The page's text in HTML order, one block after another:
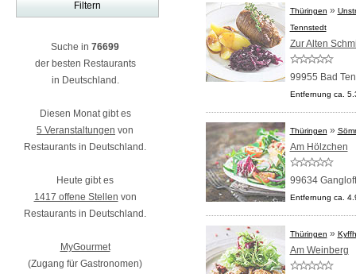
Suche in 76699
der besten Restaurants
in Deutschland.
Diesen Monat gibt es
5 Veranstaltungen von
Restaurants in Deutschland.
Heute gibt es
1417 offene Stellen von
Restaurants in Deutschland.
MyGourmet
(Zugang für Gastronomen)
Thüringen »
Tennstedt
Zur Alten
99955 Bad
Entfernung ca.
Thüringen »
Am Hölzchen
99634
Entfernung ca.
Thüringen »
Am Weinberg